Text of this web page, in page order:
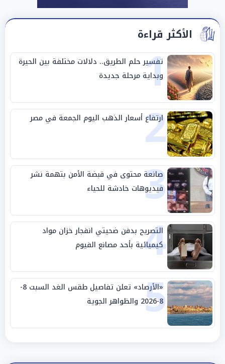
الأكثر قراءة
1
تفسير حلم الطريق.. دلالات مختلفة بين الحيرة
وبداية مرحلة جديدة
2
ارتفاع أسعار الذهب اليوم الجمعة في مصر
3
صانعة محتوى في قبضة الأمن بتهمة نشر
فيديوهات خادشة للحياء
4
التصريح بدفن ضحيتي انفجار خزان مواد
كيميائية بأحد مصانع الفيوم
5
«الأرصاد» تعلن تفاصيل طقس الغد السبت 8-
8-2026 والظواهر الجوية